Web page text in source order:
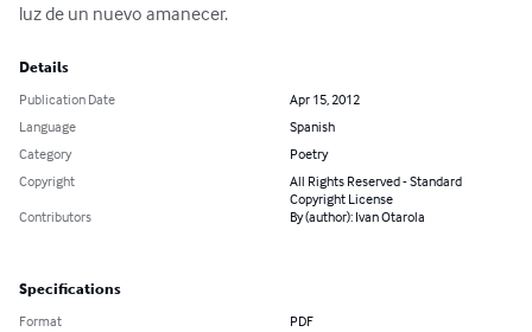
luz de un nuevo amanecer.
Details
Publication Date
Apr 15, 2012
Language
Spanish
Category
Poetry
Copyright
All Rights Reserved - Standard
Copyright License
Contributors
By (author): Ivan Otarola
Specifications
Format PDF